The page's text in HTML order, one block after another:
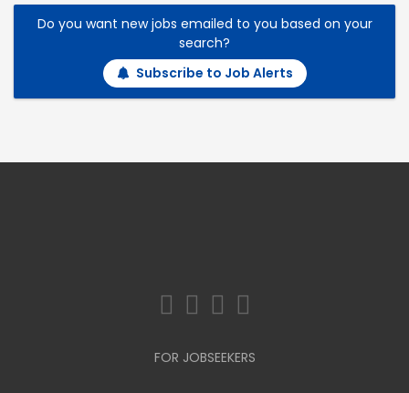
Do you want new jobs emailed to you based on your
search?
Subscribe to Job Alerts
FOR JOBSEEKERS